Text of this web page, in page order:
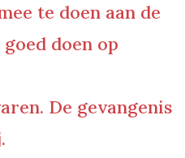
te doen aan de
doen op
De gevangenis